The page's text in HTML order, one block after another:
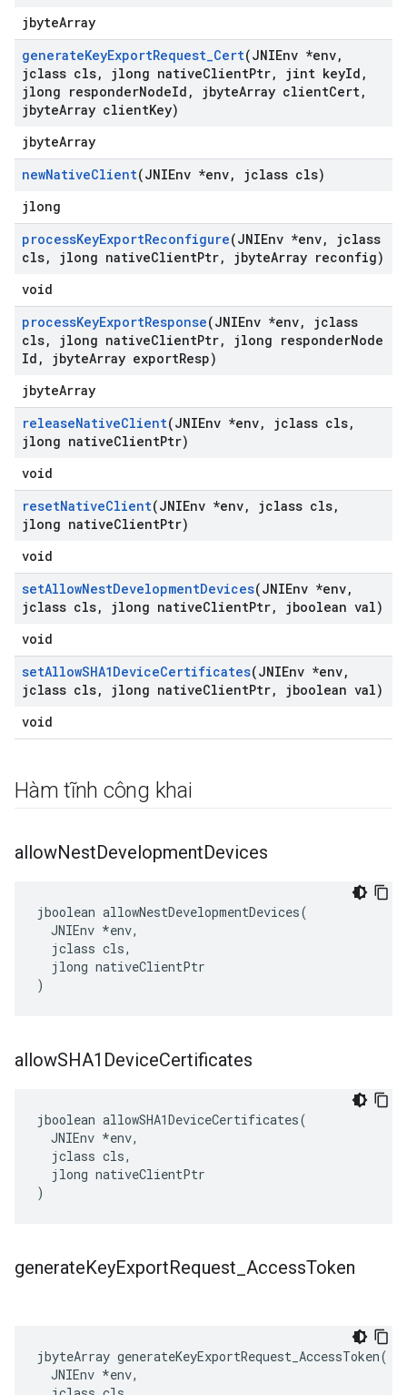
jbyteArray
generateKeyExportRequest_Cert(JNIEnv *env,
jclass cls, jlong nativeClientPtr, jint keyId ,
jlong responderNodeId , jbyteArray clientCert,
jbyteArray clientKey)
jbyteArray
newNativeClient(JNIEnv *env,
jclass cls)
jlong
processKeyExportReconfigure(JNIEnv *env,
jclass
cls, jlong nativeClientPtr, jbyteArray reconfig)
void
processKeyExportResponse(JNIEnv *env,
jclass
cls, jlong nativeClientPtr, jlong responderNode
Id , jbyteArray exportResp)
jbyteArray
releaseNativeClient(JNIEnv *env, jclass cls,
jlong nativeClientPtr)
void
resetNativeClient(JNIEnv *env, jclass cls,
jlong nativeClientPtr)
void
setAllowNestDevelopmentDevices(JNIEnv *env,
jclass cls, jlong nativeClientPtr,
jboolean val)
void
setAllowSHA1DeviceCertificates(JNIEnv *env,
jclass cls, jlong nativeClientPtr,
jboolean val)
void
Hàm tĩnh công khai
allowNestDevelopmentDevices
jboolean allowNestDevelopmentDevices(
  JNIEnv *env,
  jclass cls,
  jlong nativeClientPtr
)
allowSHA1DeviceCertificates
jboolean allowSHA1DeviceCertificates(
  JNIEnv *env,
  jclass cls,
  jlong nativeClientPtr
)
generateKeyExportRequest AccessToken
jbyteArray generateKeyExportRequest_AccessToken(
  JNIEnv *env,